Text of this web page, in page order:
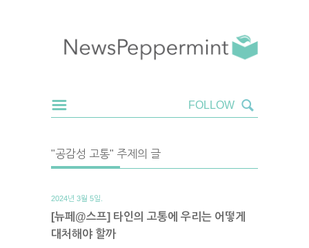
"공감성 고통" 주제의 글
2024년 3월 5일.
[뉴페@스프] 타인의 고통에 우리는 어떻게
대처해야 할까